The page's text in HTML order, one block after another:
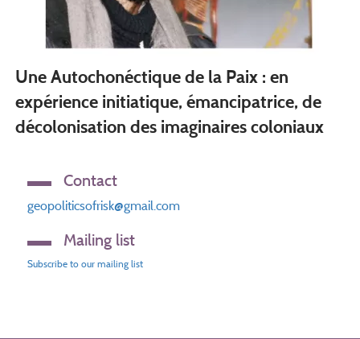
Une Autochonéctique de la Paix : en
expérience initiatique, émancipatrice, de
décolonisation des imaginaires coloniaux
Contact
geopoliticsofrisk@gmail.com
Mailing list
Subscribe to our mailing list